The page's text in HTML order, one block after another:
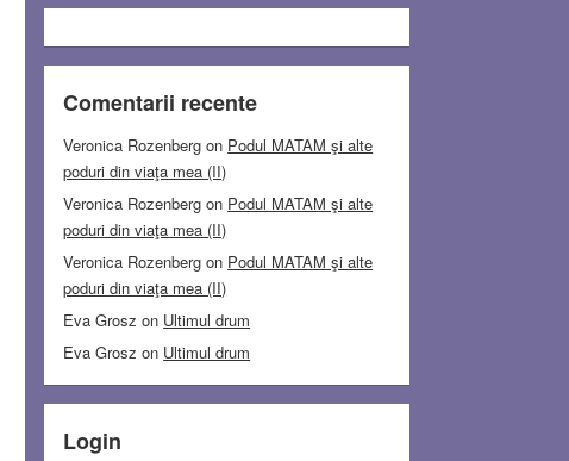
Comentarii recente
Veronica Rozenberg on Podul MATAM şi alte
poduri din viaţa mea (II)
Veronica Rozenberg on Podul MATAM şi alte
poduri din viaţa mea (II)
Veronica Rozenberg on Podul MATAM şi alte
poduri din viaţa mea (II)
Eva Grosz on Ultimul drum
Eva Grosz on Ultimul drum
Login